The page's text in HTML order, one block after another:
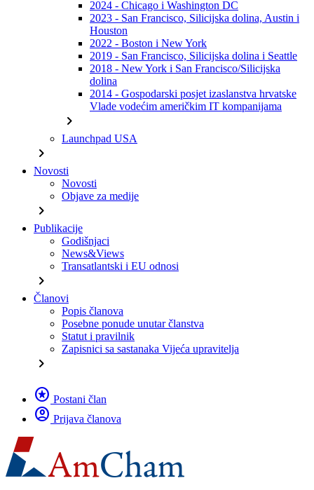
2024 - Chicago i Washington DC
2023 - San Francisco, Silicijska dolina, Austin i
Houston
2022 - Boston i New York
2019 - San Francisco, Silicijska dolina i Seattle
2018 - New York i San Francisco/Silicijska
dolina
2014 - Gospodarski posjet izaslanstva hrvatske
Vlade vodećim američkim IT kompanijama
chevron_right
Launchpad USA
chevron_right
Novosti
Novosti
Objave za medije
chevron_right
Publikacije
Godišnjaci
News&Views
Transatlantski i EU odnosi
chevron_right
Članovi
Popis članova
Posebne ponude unutar članstva
Statut i pravilnik
Zapisnici sa sastanaka Vijeća upravitelja
chevron_right
stars Postani član
account_circle Prijava članova